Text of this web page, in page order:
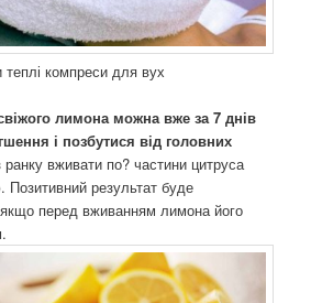
компреси для вух
лимона можна вже за 7 днів
і позбутися від головних
вживати по? частини цитруса
Позитивний результат буде
перед вживанням лимона його